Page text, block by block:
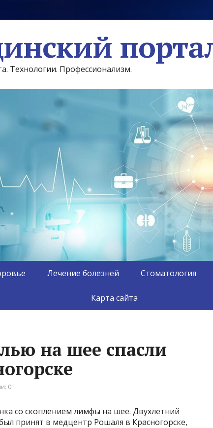
Технологии. Профессионализм.
Лечение болезней Стоматология
Карта сайта
на шее спасли
0
со скоплением лимфы на шее. Двухлетний
принят в медцентр Рошаля в Красногорске,